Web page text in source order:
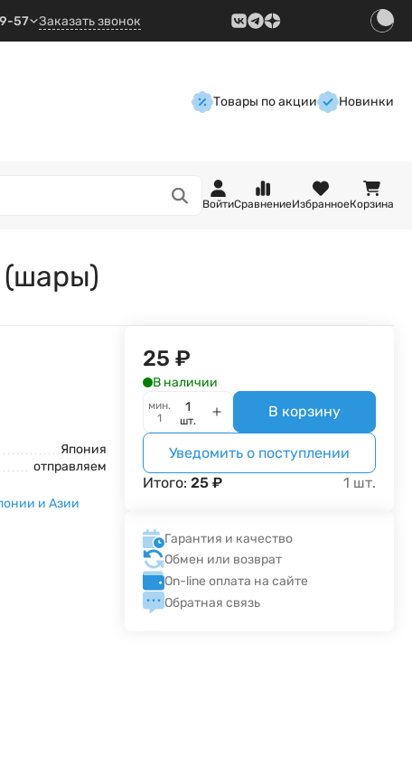
57 Заказать звонок
Товары по акции Новинки
ВойтиСравнениеИзбранноеКорзина
(шары)
Япония
отправляем
и Азии
25 ₽
В наличии
мин.
1
шт.
В корзину
Уведомить о поступлении
Итого:25₽ 1 шт.
Гарантия и качество
Обмен или возврат
On-line оплата на сайте
Обратная связь